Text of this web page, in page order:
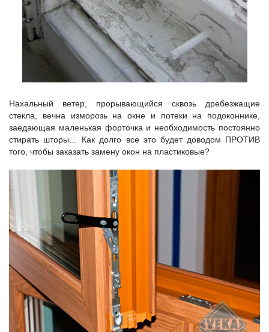
Нахальный ветер, прорывающийся сквозь дребезжащие
стекла, вечна изморозь на окне и потеки на подоконнике,
заедающая маленькая форточка и необходимость постоянно
стирать шторы… Как долго все это будет доводом ПРОТИВ
того, чтобы заказать замену окон на пластиковые?